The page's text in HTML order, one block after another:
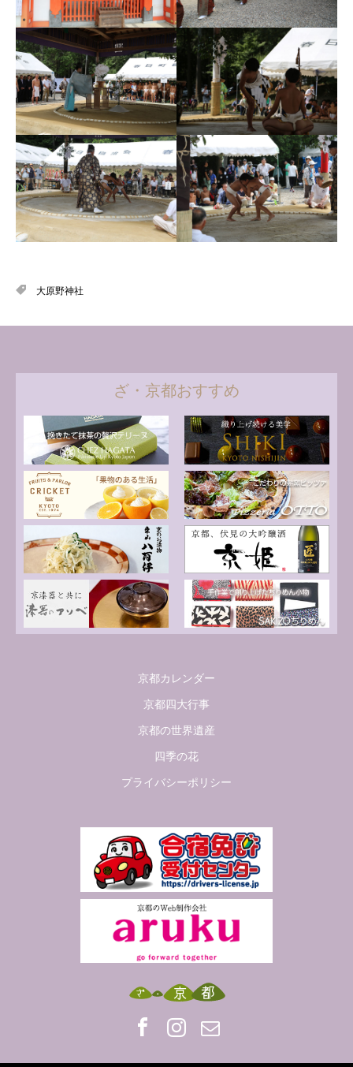
大原野神社
ざ・京都おすすめ
京都カレンダー
京都四大行事
京都の世界遺産
四季の花
プライバシーポリシー
Mail